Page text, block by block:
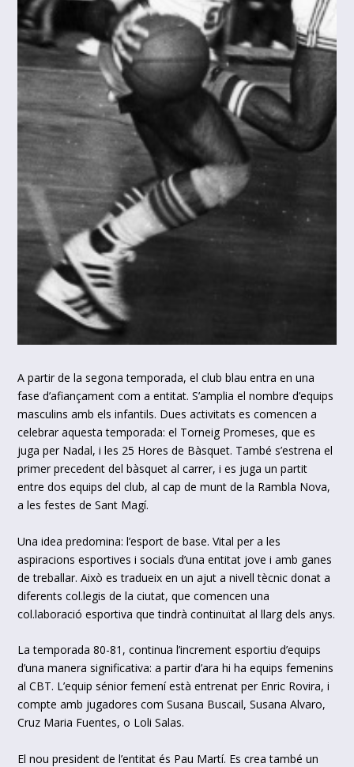
A partir de la segona temporada, el club blau entra en una
fase d’afiançament com a entitat. S’amplia el nombre d’equips
masculins amb els infantils. Dues activitats es comencen a
celebrar aquesta temporada: el Torneig Promeses, que es
juga per Nadal, i les 25 Hores de Bàsquet. També s’estrena el
primer precedent del bàsquet al carrer, i es juga un partit
entre dos equips del club, al cap de munt de la Rambla Nova,
a les festes de Sant Magí.
Una idea predomina: l’esport de base. Vital per a les
aspiracions esportives i socials d’una entitat jove i amb ganes
de treballar. Això es tradueix en un ajut a nivell tècnic donat a
diferents col.legis de la ciutat, que comencen una
col.laboració esportiva que tindrà continuïtat al llarg dels anys.
La temporada 80-81, continua l’increment esportiu d’equips
d’una manera significativa: a partir d’ara hi ha equips femenins
al CBT. L’equip sénior femení està entrenat per Enric Rovira, i
compte amb jugadores com Susana Buscail, Susana Alvaro,
Cruz Maria Fuentes, o Loli Salas.
El nou president de l’entitat és Pau Martí. Es crea també un